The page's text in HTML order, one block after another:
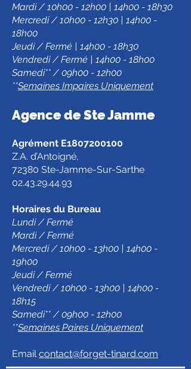
Mardi / 10h00 - 12h00 | 14h00 - 18h30
Mercredi / 10h00 - 12h30 | 14h00 -
18h00
Jeudi / Fermé | 14h00 - 18h30
Vendredi / Fermé | 14h00 - 18h00
Samedi** / 09h00 - 12h00
**Semaines Impaires Uniquement
Agence de Ste Jamme
Agrément E1807200100
Z.A. d’Antoigné,
72380 Ste-Jamme-Sur-Sarthe
02.43.29.44.93
Horaires du Bureau
Lundi / Fermé
Mardi / Fermé
Mercredi / 10h00 - 13h00 | 14h00 -
19h00
Jeudi / Fermé
Vendredi / 10h00 - 13h00 | 14h00 -
18h15
Samedi** / 09h00 - 12h00
**Semaines Paires Uniquement
Emailcontact@forget-tinard.com